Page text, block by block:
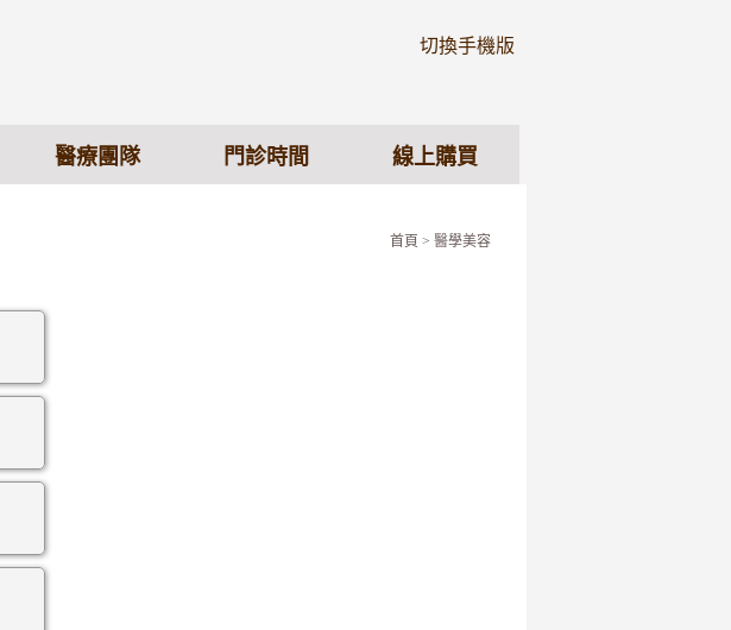
切換手機版
醫療團隊 門診時間 線上購買
首頁 > 醫學美容